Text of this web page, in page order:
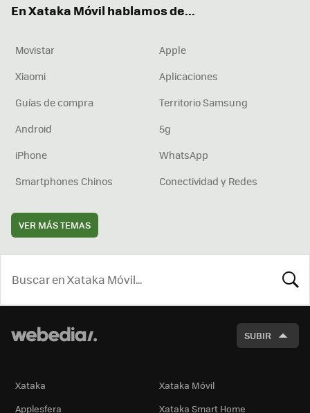
En Xataka Móvil hablamos de...
Movistar
Apple
Xiaomi
Aplicaciones
Guías de compra
Territorio Samsung
Android
5g
iPhone
WhatsApp
Smartphones Chinos
Conectividad y Redes
VER MÁS TEMAS
SUBIR
Xataka
Xataka Móvil
Applesfera
Xataka Smart Home